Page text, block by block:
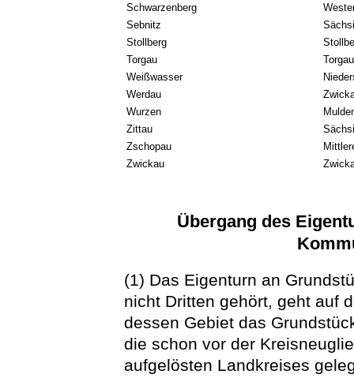
Schwarzenberg
Sebnitz
Stollberg
Torgau
Weißwasser
Werdau
Wurzen
Zittau
Zschopau
Zwickau
Übergang des
(1) Das Eigenturn an
nicht Dritten gehört, geht auf
dessen Gebiet das
die schon vor der
aufgelösten Landkreises